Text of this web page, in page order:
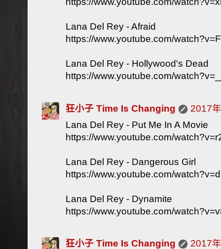
Lana Del Rey - Afraid
https://www.youtube.com/
Lana Del Rey - Hollywood's Dead
https://www.youtube.com/
狂小子 Time Is Changing
2017
Lana Del Rey - Put Me In A Movie
https://www.youtube.com/
Lana Del Rey - Dangerous Girl
https://www.youtube.com/
Lana Del Rey - Dynamite
https://www.youtube.com/
狂小子 Time Is Changing
2017